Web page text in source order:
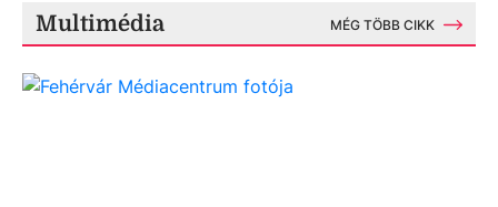
Multimédia MÉG TÖBB CIKK